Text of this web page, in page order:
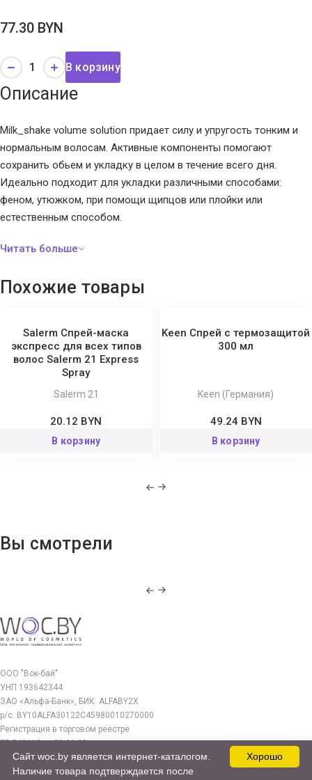
77.30 BYN
В корзину
Описание
Milk_shake volume solution придает силу и упругость тонким и
нормальным волосам. Активные компоненты помогают
сохранить обьем и укладку в целом в течение всего дня.
Идеально подходит для укладки различными способами:
феном, утюжком, при помощи щипцов или плойки или
естественным способом.
Похожие товары
Salerm Спрей-маска
экспресс для всех типов
волос Salerm 21 Express
Spray
Salerm 21
20.12 BYN
В корзину
Keen Спрей с термозащитой
300 мл
Keen (Германия)
49.24 BYN
В корзину
Вы смотрели
ООО "Вок-бай"
УНП 193642344
ЗАО «Альфа-Банк», БИК: ALFABY2X
р/с: BY10ALFA30122C45980010270000
Регистрация в торговом реестре
РБ 549112 от 03.01.23г.
Юр. адрес:
220140, г. Минск, ул. Бурдейного 22, оф.212
Хорошо
Сайт woc.by является интернет-каталогом.
Наличие товара подтверждается после